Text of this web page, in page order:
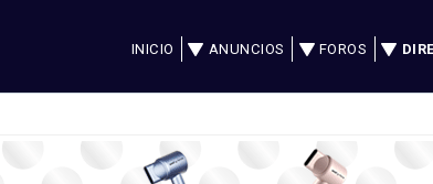
INICIO ANUNCIOS FOROS